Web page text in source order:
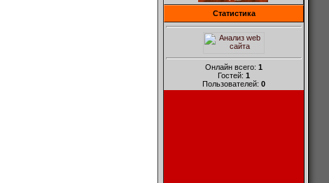
Статистика
Онлайн всего: 1
Гостей: 1
Пользователей: 0